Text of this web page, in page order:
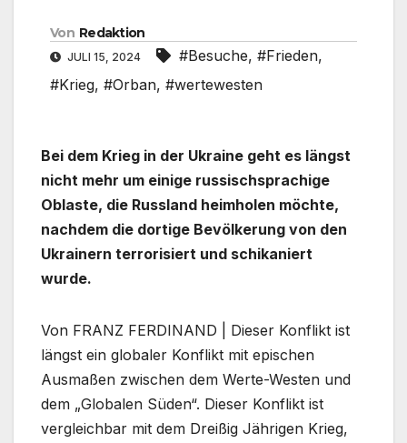
Von Redaktion
JULI 15, 2024 #Besuche, #Frieden,
#Krieg, #Orban, #wertewesten
Bei dem Krieg in der Ukraine geht es längst
nicht mehr um einige russischsprachige
Oblaste, die Russland heimholen möchte,
nachdem die dortige Bevölkerung von den
Ukrainern terrorisiert und schikaniert
wurde.
Von FRANZ FERDINAND | Dieser Konflikt ist
längst ein globaler Konflikt mit epischen
Ausmaßen zwischen dem Werte-Westen und
dem „Globalen Süden“. Dieser Konflikt ist
vergleichbar mit dem Dreißig Jährigen Krieg,